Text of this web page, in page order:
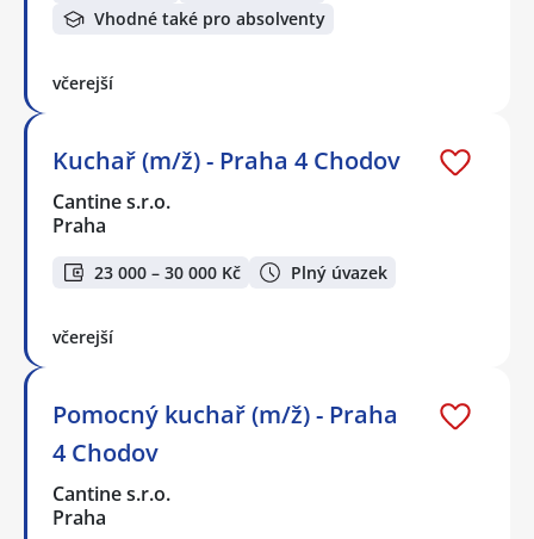
Vhodné také pro absolventy
včerejší
Kuchař (m/ž) - Praha 4 Chodov
Cantine s.r.o.
Praha
23 000 – 30 000 Kč Plný úvazek
včerejší
Pomocný kuchař (m/ž) - Praha
4 Chodov
Cantine s.r.o.
Praha